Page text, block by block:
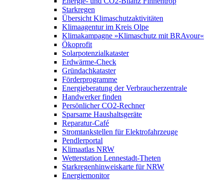
Starkregen
Übersicht Klimaschutzaktivitäten
Klimaagentur im Kreis Olpe
Klimakampagne »Klimaschutz mit BRAvour«
Ökoprofit
Solarpotenzialkataster
Erdwärme-Check
Gründachkataster
Förderprogramme
Energieberatung der Verbraucherzentrale
Handwerker finden
Persönlicher CO2-Rechner
Sparsame Haushaltsgeräte
Reparatur-Café
Stromtankstellen für Elektrofahrzeuge
Pendlerportal
Klimaatlas NRW
Wetterstation Lennestadt-Theten
Starkregenhinweiskarte für NRW
Energiemonitor